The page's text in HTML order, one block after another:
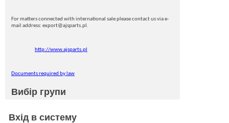
For matters connected with international sale please contact us via e-
mail address: export@ajsparts.pl.
http://www.ajsparts.pl
Documents required by law
Вибір групи
Вхід в систему